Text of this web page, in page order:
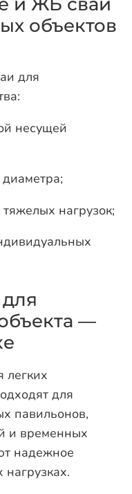
объектов
для
несущей
нагрузок;
—
легких
для
павильонов,
и временных
надежное